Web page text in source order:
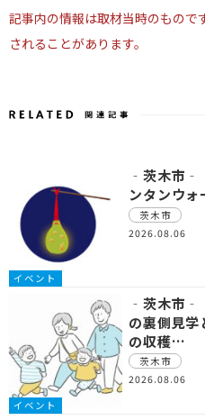
記事内の情報は取材当時のもので
されることがあります。
イベント
‐茨木市‐
ンタンウ
茨木市
2026.08.06
イベント
‐茨木市‐
の裏側見学
の収穫…
茨木市
2026.08.06